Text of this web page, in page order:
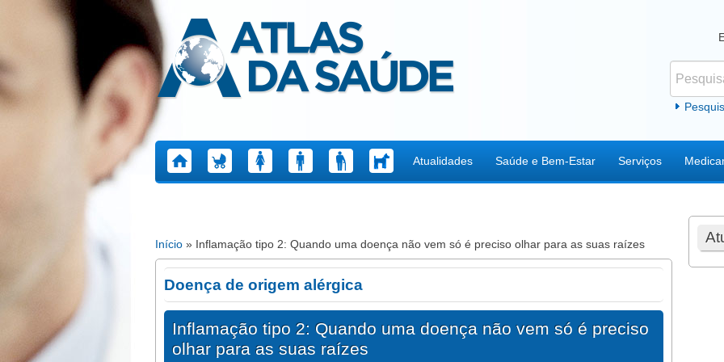
Atlas da Saúde
Atualidades Saúde e Bem-Estar Serviços
Está aqui
Início » Inflamação tipo 2: Quando uma doença não vem só é preciso olhar para as suas raízes
Doença de origem alérgica
Inflamação tipo 2: Quando uma doença não vem só é preciso
olhar para as suas raízes